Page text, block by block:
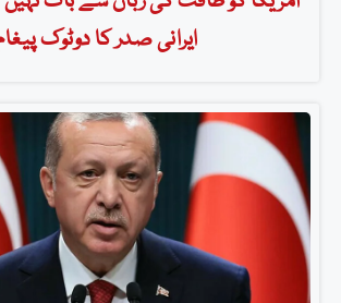
ایرانی صدر کا دوٹوک